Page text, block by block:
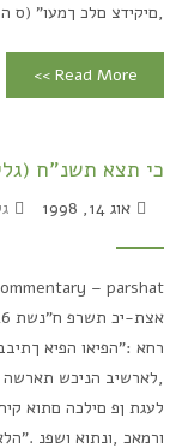
,םיקידצ םלכ ךמעו" (ס
Read More >>
כי תצא תשנ"ח
אוג 14, 1998
– parshat
רחא :"הפיאו הפיא
,לארשיב הניכש תארשה
לעגת ןפ םילכה םתוא
ורמאכ ,ונתוא ושפנ